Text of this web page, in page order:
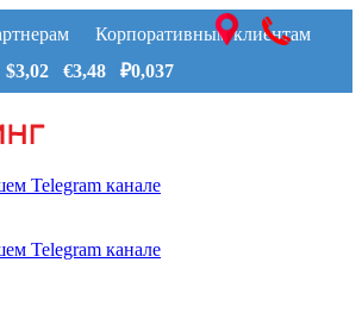
Корпоративным клиентам
$3,02 €3,48 ₽0,037
Telegram канале
Telegram канале